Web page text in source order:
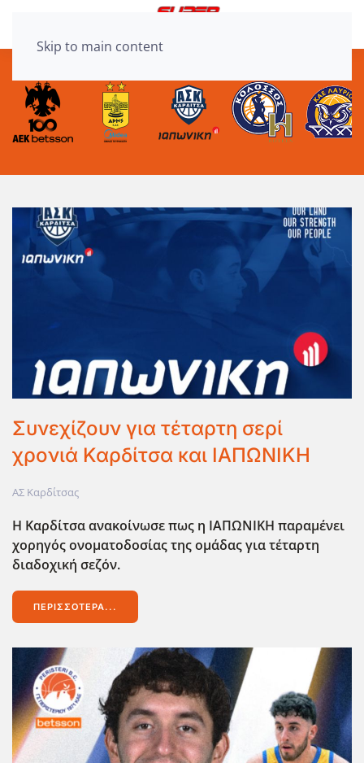
Skip to main content
Συνεχίζουν για τέταρτη σερί
χρονιά Καρδίτσα και ΙΑΠΩΝΙΚΗ
ΑΣ Καρδίτσας
Η Καρδίτσα ανακοίνωσε πως η ΙΑΠΩΝΙΚΗ παραμένει
χορηγός ονοματοδοσίας της ομάδας για τέταρτη
διαδοχική σεζόν.
ΠΕΡΙΣΣΌΤΕΡΑ...